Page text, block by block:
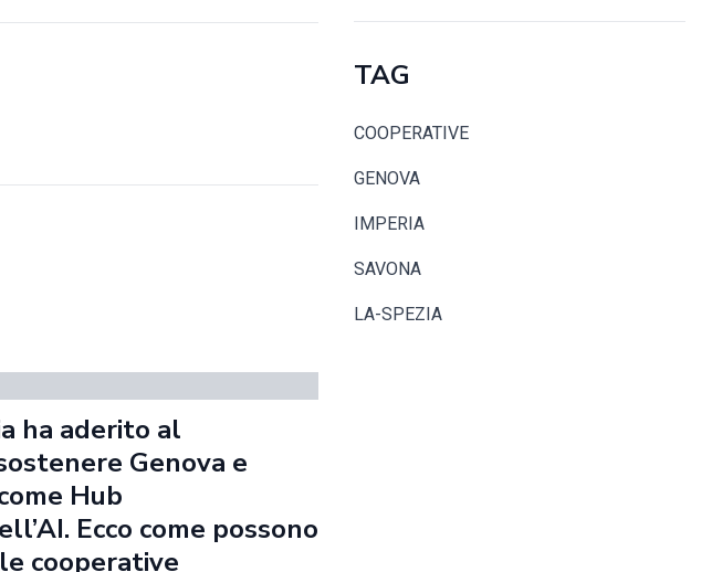
ha aderito al
Genova e
Hub
Ecco come possono
cooperative
TAG
COOPERATIVE
GENOVA
IMPERIA
SAVONA
LA-SPEZIA